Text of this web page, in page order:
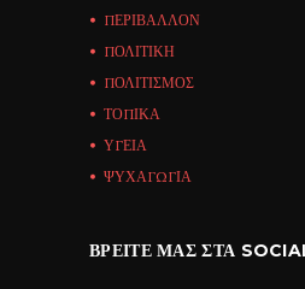
ΠΕΡΙΒΑΛΛΟΝ
ΠΟΛΙΤΙΚΗ
ΠΟΛΙΤΙΣΜΟΣ
ΤΟΠΙΚΑ
ΥΓΕΙΑ
ΨΥΧΑΓΩΓΙΑ
ΒΡΕΊΤΕ ΜΑΣ ΣΤΑ